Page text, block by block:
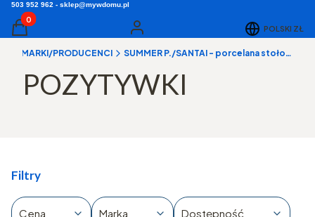
503 952 962 - sklep@mywdomu.pl
Produkty w koszyku: 0. Zobacz szczegóły
Koszyk Zaloguj się POLSKI ZŁ
▸ MARKI/PRODUCENCI SUMMER P./SANTAI - porcelana stołowa, dekoracje, upominki
POZYTYWKI
Filtry
Cena Marka Dostępność